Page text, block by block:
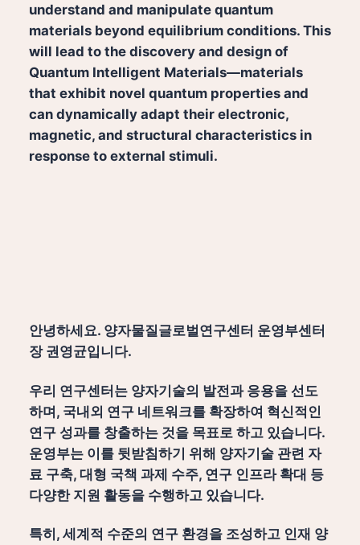
understand and manipulate quantum
materials beyond equilibrium conditions. This
will lead to the discovery and design of
Quantum Intelligent Materials—materials
that exhibit novel quantum properties and
can dynamically adapt their electronic,
magnetic, and structural characteristics in
response to external stimuli.
안녕하세요. 양자물질글로벌연구센터 운영부센터
장 권영균입니다.
우리 연구센터는 양자기술의 발전과 응용을 선도
하며, 국내외 연구 네트워크를 확장하여 혁신적인
연구 성과를 창출하는 것을 목표로 하고 있습니다.
운영부는 이를 뒷받침하기 위해 양자기술 관련 자
료 구축, 대형 국책 과제 수주, 연구 인프라 확대 등
다양한 지원 활동을 수행하고 있습니다.
특히, 세계적 수준의 연구 환경을 조성하고 인재 양